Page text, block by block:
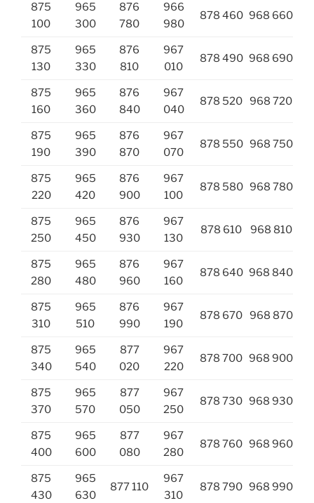
875
100
965
300
876
780
966
980
878 460 968 660
875
130
965
330
876
810
967
010
878 490 968 690
875
160
965
360
876
840
967
040
878 520 968 720
875
190
965
390
876
870
967
070
878 550 968 750
875
220
965
420
876
900
967
100
878 580 968 780
875
250
965
450
876
930
967
130
878 610 968 810
875
280
965
480
876
960
967
160
878 640 968 840
875
310
965
510
876
990
967
190
878 670 968 870
875
340
965
540
877
020
967
220
878 700 968 900
875
370
965
570
877
050
967
250
878 730 968 930
875
400
965
600
877
080
967
280
878 760 968 960
875
430
965
630
877 110
967
310
878 790 968 990